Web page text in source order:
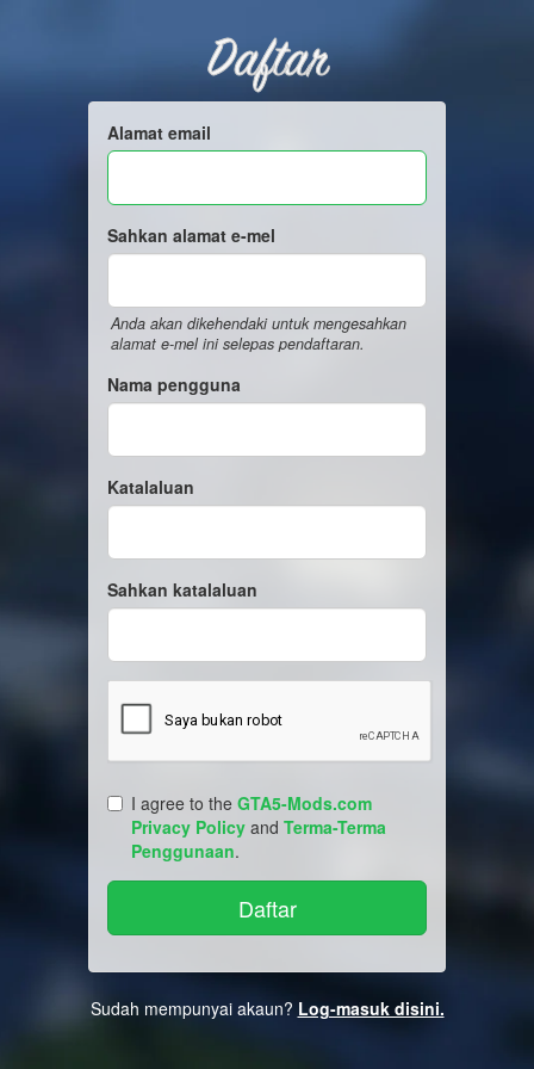
Daftar
Alamat email
Sahkan alamat e-mel
Anda akan dikehendaki untuk mengesahkan
alamat e-mel ini selepas pendaftaran.
Nama pengguna
Katalaluan
Sahkan katalaluan
I agree to the GTA5-Mods.com
Privacy Policy and Terma-Terma
Penggunaan.
Sudah mempunyai akaun? Log-masuk disini.